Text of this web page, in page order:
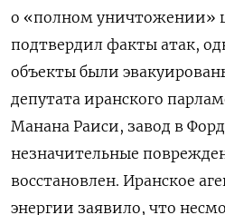
о «полном уничтожении»
подтвердил факты атак,
объекты были
депутата иранского
Манана Раиси, завод в
незначительные
восстановлен. Иранское
энергии заявило, что